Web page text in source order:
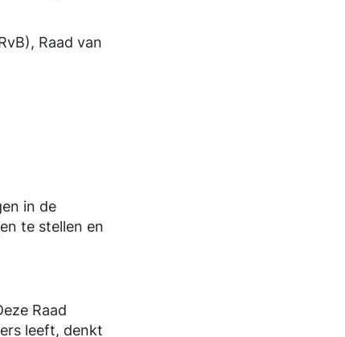
Raad van
in de
te stellen en
Raad
leeft, denkt